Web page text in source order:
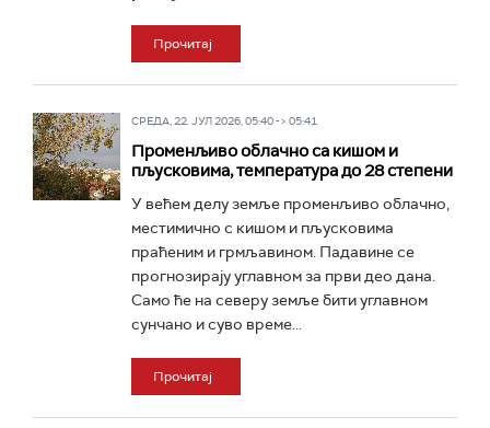
Прочитај
СРЕДА, 22. ЈУЛ 2026, 05:40 -> 05:41
Променљиво облачно са кишом и
пљусковима, температура до 28 степени
У већем делу земље променљиво облачно,
местимично с кишом и пљусковима
праћеним и грмљавином. Падавине се
прогнозирају углавном за први део дана.
Само ће на северу земље бити углавном
сунчано и суво време...
Прочитај